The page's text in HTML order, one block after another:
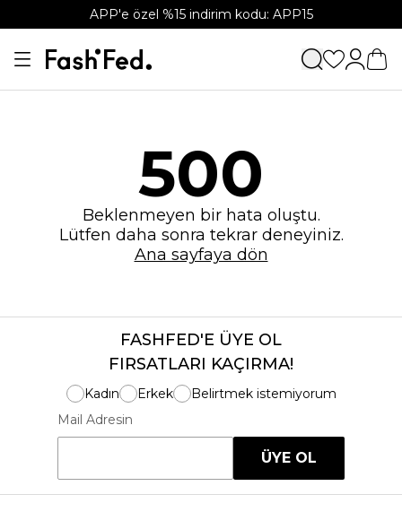
APP'e özel %15 indirim kodu: APP15
500
Beklenmeyen bir hata oluştu.
Lütfen daha sonra tekrar deneyiniz.
Ana sayfaya dön
FASHFED'E ÜYE OL
FIRSATLARI KAÇIRMA!
Kadın Erkek
Belirtmek istemiyorum
Mail Adresin
ÜYE OL